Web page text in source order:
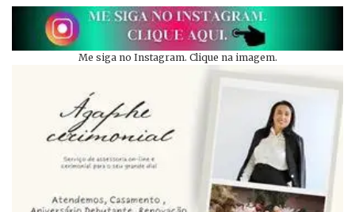
Me siga no Instagram. Clique na imagem.